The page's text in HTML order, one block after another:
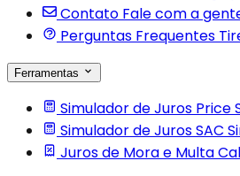
Contato Fale com a
Perguntas Frequentes
Ferramentas
Simulador de Juros Price
Simulador de Juros SAC
Juros de Mora e Multa